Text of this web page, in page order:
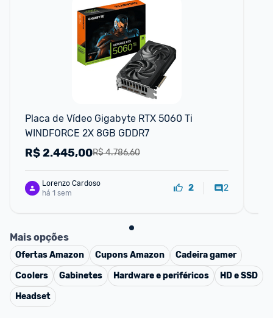
Placa de Vídeo Gigabyte RTX 5060 Ti
WINDFORCE 2X 8GB GDDR7
R$ 4.786,60
R$2.445,00
Lorenzo Cardoso
há 1 sem
2 2
Mais opções
OfertasAmazon CuponsAmazon
Cadeira gamer
Coolers
Gabinetes Hardware e periféricos
HD e SSD
Headset